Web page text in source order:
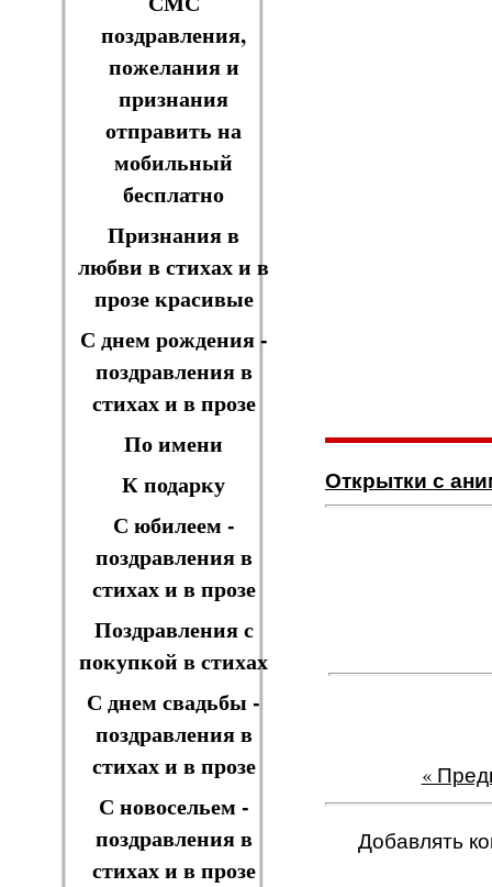
поздравления,
пожелания и
признания
отправить на
мобильный
бесплатно
Признания в
любви в стихах и в
прозе красивые
С днем рождения -
поздравления в
стихах и в прозе
По имени
К подарку
С юбилеем -
поздравления в
стихах и в прозе
Поздравления с
покупкой в стихах
С днем свадьбы -
поздравления в
стихах и в прозе
С новосельем -
поздравления в
стихах и в прозе
Открытки с
«
Добавлять